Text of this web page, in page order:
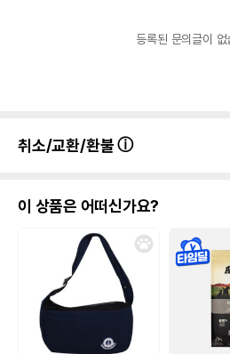
등록된 문의글이 없
취소/교환/환불
이 상품은 어떠신가요?